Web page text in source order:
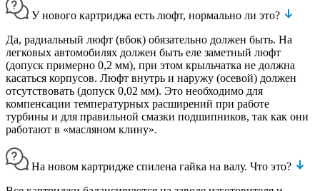
У нового картриджа есть люфт, нормально ли это?
Да, радиальный люфт (вбок) обязательно должен быть. На
легковых автомобилях должен быть еле заметный люфт
(допуск примерно 0,2 мм), при этом крыльчатка не должна
касаться корпусов. Люфт внутрь и наружу (осевой) должен
отсутствовать (допуск 0,02 мм). Это необходимо для
компенсации температурных расширений при работе
турбины и для правильной смазки подшипников, так как они
работают в «масляном клину».
На новом картридже спилена гайка на валу. Что это?